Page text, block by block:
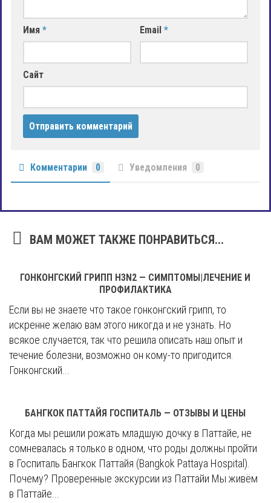
Имя * Email*
Сайт
Комментарии 0 Уведомления 0
ВАМ МОЖЕТ ТАКЖЕ ПОНРАВИТЬСЯ...
ГОНКОНГСКИЙ ГРИПП H3N2 — СИМПТОМЫ|ЛЕЧЕНИЕ И
ПРОФИЛАКТИКА
Если вы не знаете что такое гонконгский грипп, то
искренне желаю вам этого никогда и не узнать. Но
всякое случается, так что решила описать наш опыт и
течение болезни, возможно он кому-то пригодится.
Гонконгский...
БАНГКОК ПАТТАЙЯ ГОСПИТАЛЬ — ОТЗЫВЫ И ЦЕНЫ
Когда мы решили рожать младшую дочку в Паттайе, не
сомневалась я только в одном, что роды должны пройти
в Госпиталь Бангкок Паттайя (Bangkok Pattaya Hospital).
Почему? Проверенные экскурсии из Паттайи Мы живём
в Паттайе...